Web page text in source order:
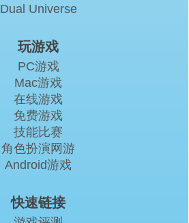
Dual Universe
玩游戏
PC游戏
Mac游戏
在线游戏
免费游戏
技能比赛
角色扮演网游
Android游戏
快速链接